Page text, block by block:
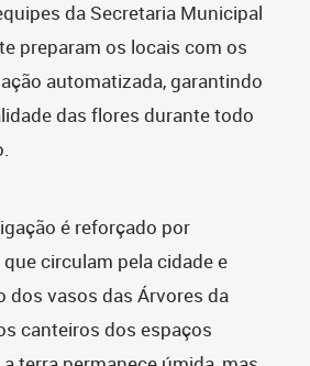
da Secretaria Municipal
preparam os locais com os
automatizada, garantindo
das flores durante todo
é reforçado por
circulam pela cidade e
dos vasos das Árvores da
canteiros dos espaços